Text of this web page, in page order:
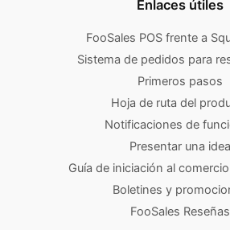
Enlaces útiles
FooSales POS frente a
Sistema de pedidos para
Primeros pasos
Hoja de ruta del
Notificaciones de
Presentar una idea
Guía de iniciación al
Boletines y
FooSales Reseñas